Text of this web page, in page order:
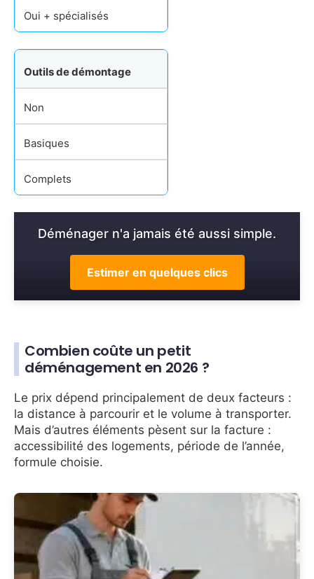
Oui + spécialisés
Outils de démontage
Non
Basiques
Complets
Déménager n'a jamais été aussi simple.
Estimer en quelques clics
Combien coûte un petit
déménagement en 2026 ?
Le prix dépend principalement de deux facteurs :
la distance à parcourir et le volume à transporter.
Mais d’autres éléments pèsent sur la facture :
accessibilité des logements, période de l’année,
formule choisie.